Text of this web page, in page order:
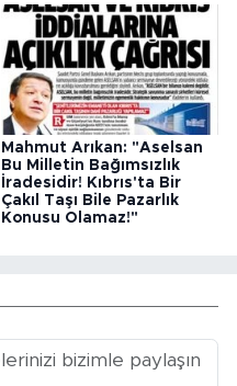
Mahmut Arıkan: "Aselsan
Bu Milletin Bağımsızlık
İradesidir! Kıbrıs'ta Bir
Çakıl Taşı Bile Pazarlık
Konusu Olamaz!"